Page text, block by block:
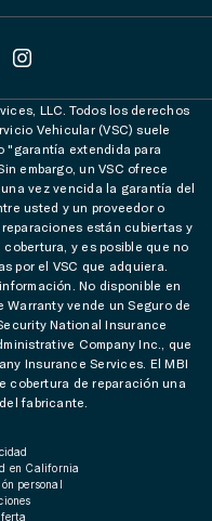
LLC. Todos los derechos
Vehicular (VSC) suele
"garantía extendida para
embargo, un VSC ofrece
vez vencida la garantía del
usted y un proveedor o
están cubiertas y
y es posible que no
por el VSC que adquiera.
No disponible en
vende un Seguro de
National Insurance
Company Inc., que
Insurance Services. El MBI
cobertura de reparación una
fabricante.
en California
personal